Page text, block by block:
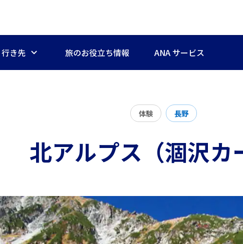
行き先 旅のお役立ち情報 ANA サービス
体験 長野
北アルプス（涸沢カ